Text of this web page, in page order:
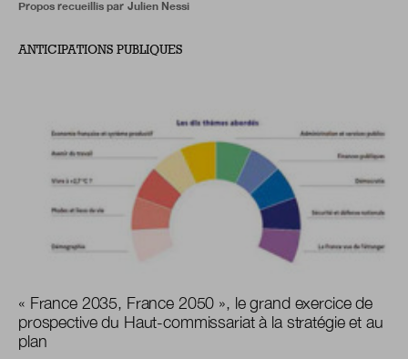
Propos recueillis par Julien Nessi
ANTICIPATIONS PUBLIQUES
« France 2035, France 2050 », le grand exercice de
prospective du Haut-commissariat à la stratégie et au
plan